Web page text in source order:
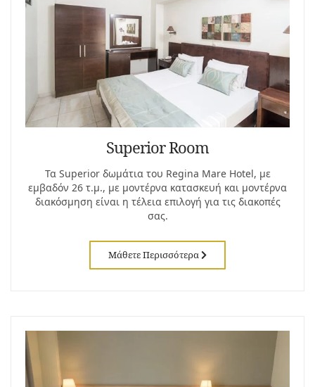
Superior Room
Τα Superior δωμάτια του Regina Mare Hotel, με
εμβαδόν 26 τ.μ., με μοντέρνα κατασκευή και μοντέρνα
διακόσμηση είναι η τέλεια επιλογή για τις διακοπές
σας.
Μάθετε Περισσότερα